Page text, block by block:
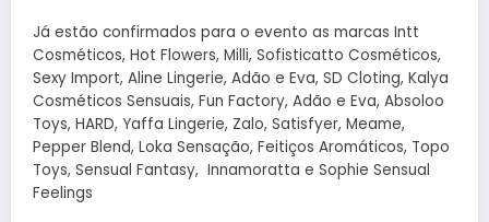
Já estão confirmados para o evento as marcas Intt
Cosméticos, Hot Flowers, Milli, Sofisticatto Cosméticos,
Sexy Import, Aline Lingerie, Adão e Eva, SD Cloting, Kalya
Cosméticos Sensuais, Fun Factory, Adão e Eva, Absoloo
Toys, HARD, Yaffa Lingerie, Zalo, Satisfyer, Meame,
Pepper Blend, Loka Sensação, Feitiços Aromáticos, Topo
Toys, Sensual Fantasy, Innamoratta e Sophie Sensual
Feelings